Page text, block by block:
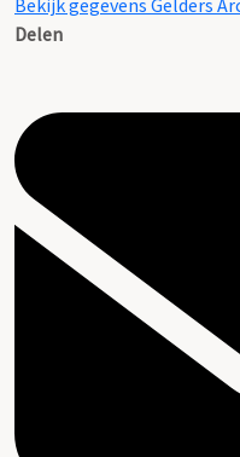
Bekijk gegevens Gelders
Delen